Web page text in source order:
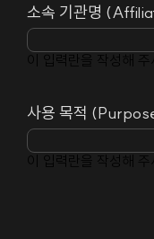
소속 기관명
이 입력란을 작성해
사용 목적
이 입력란을 작성해